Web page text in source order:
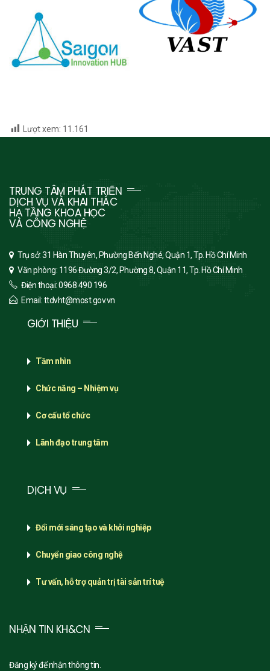
Lượt xem: 11.161
TRUNG TÂM PHÁT TRIỂN
DỊCH VỤ VÀ KHAI THÁC
HẠ TẦNG KHOA HỌC
VÀ CÔNG NGHỆ
Trụ sở: 31 Hàn Thuyên, Phường Bến Nghé, Quận 1, Tp. Hồ Chí Minh
Văn phòng: 1196 Đường 3/2, Phường 8, Quận 11, Tp. Hồ Chí Minh
Điện thoại: 0968 490 196
Email: ttdvht@most.gov.vn
GIỚI THIỆU
Tầm nhìn
Chức năng – Nhiệm vụ
Cơ cấu tổ chức
Lãnh đạo trung tâm
DỊCH VỤ
Đổi mới sáng tạo và khởi nghiệp
Chuyển giao công nghệ
Tư vấn, hỗ trợ quản trị tài sản trí tuệ
NHẬN TIN KH&CN
Đăng ký để nhận thông tin.